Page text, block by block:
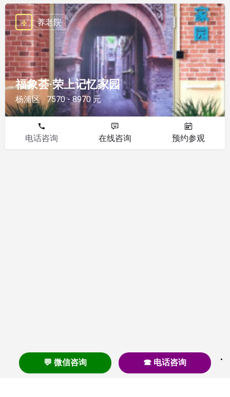
福象荟·荣上记忆家园
杨浦区 7570 - 8970 元
养老院
电话咨询 在线咨询 预约参观
💬 微信咨询 ☎ 电话咨询